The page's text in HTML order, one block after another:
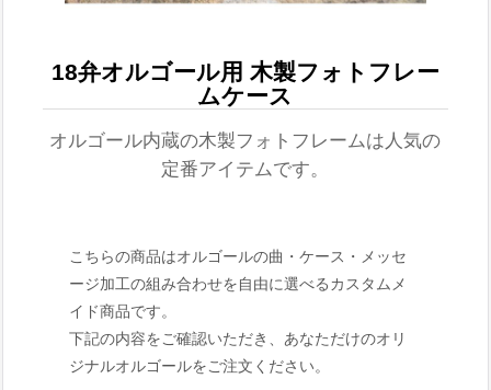
18弁オルゴール用 木製フォトフレー
ムケース
オルゴール内蔵の木製フォトフレームは人気の
定番アイテムです。
こちらの商品はオルゴールの曲・ケース・メッセ
ージ加工の組み合わせを自由に選べるカスタムメ
イド商品です。
下記の内容をご確認いただき、あなただけのオリ
ジナルオルゴールをご注文ください。